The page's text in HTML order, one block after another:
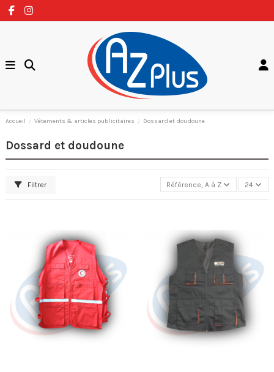
Accueil Vêtements & articles publicitaires Dossard et doudoune
Dossard et doudoune
Filtrer Référence, A à Z 24